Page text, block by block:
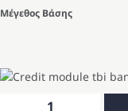
Μέγεθος Βάσης